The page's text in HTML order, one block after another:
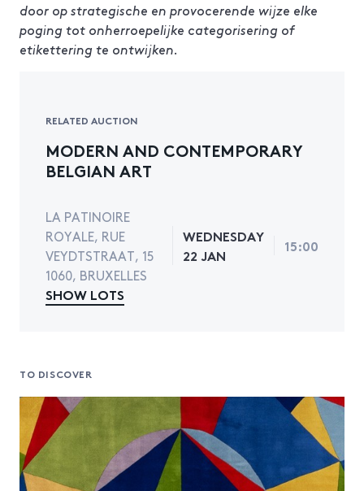
door op strategische en provocerende wijze elke
poging tot onherroepelijke categorisering of
etikettering te ontwijken.
RELATED AUCTION
MODERN AND CONTEMPORARY
BELGIAN ART
LA PATINOIRE
ROYALE, RUE
VEYDTSTRAAT, 15
1060, BRUXELLES
WEDNESDAY
22 JAN
15:00
SHOW LOTS
TO DISCOVER